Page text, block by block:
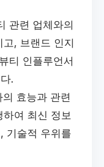
관련 업체와의
, 브랜드 인지
티 인플루언서
.
의 효능과 관련
여 최신 정보
기술적 우위를